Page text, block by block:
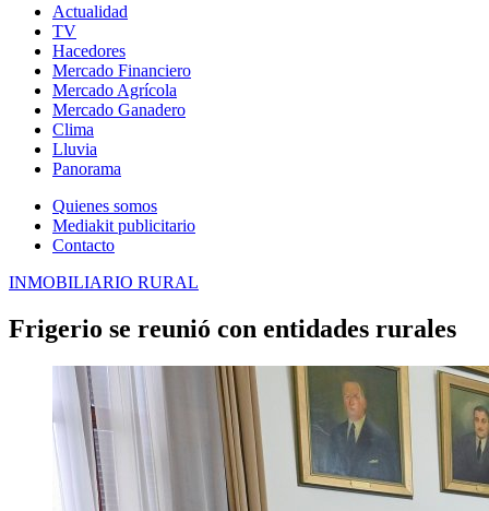
Actualidad
TV
Hacedores
Mercado Financiero
Mercado Agrícola
Mercado Ganadero
Clima
Lluvia
Panorama
Quienes somos
Mediakit publicitario
Contacto
INMOBILIARIO RURAL
Frigerio se reunió con entidades rurales